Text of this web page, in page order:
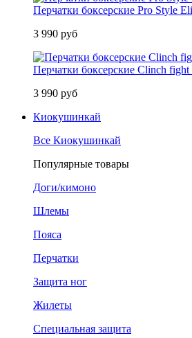
Перчатки боксерские Pro Style
3 990 руб
Перчатки боксерские Clinch fight
3 990 руб
Киокушинкай
Все Киокушинкай
Популярные товары
Доги/кимоно
Шлемы
Пояса
Перчатки
Защита ног
Жилеты
Специальная защита